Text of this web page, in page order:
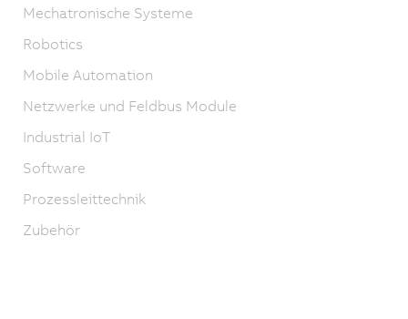
Mechatronische Systeme
Robotics
Mobile Automation
Netzwerke und Feldbus Module
Industrial IoT
Software
Prozessleittechnik
Zubehör